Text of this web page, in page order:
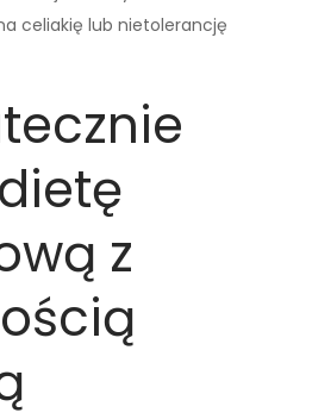
celiakię lub nietolerancję
z